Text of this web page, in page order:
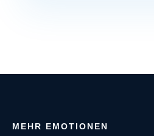
MEHR EMOTIONEN